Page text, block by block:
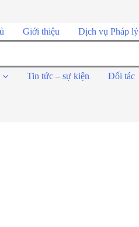
Giới thiệu Dịch vụ Pháp lý
Tin tức – sự kiện Đối tác